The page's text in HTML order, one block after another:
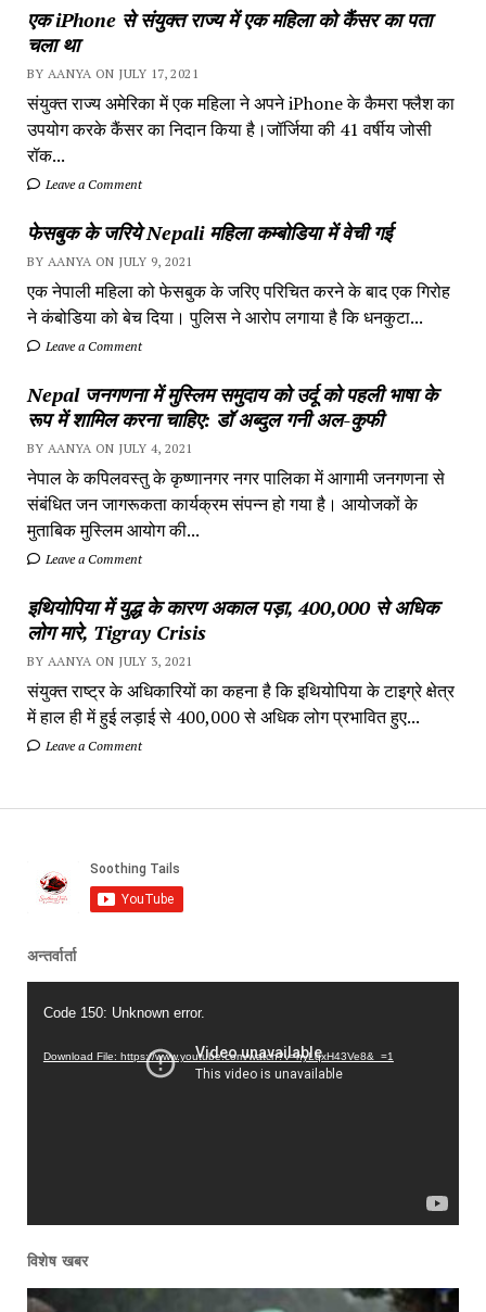
एक iPhone से संयुक्त राज्य में एक महिला को कैंसर का पता
चला था
BY AANYA ON JULY 17, 2021
संयुक्त राज्य अमेरिका में एक महिला ने अपने iPhone के कैमरा फ्लैश का
उपयोग करके कैंसर का निदान किया है।जॉर्जिया की 41 वर्षीय जोसी
रॉक...
Leave a Comment
फेसबुक के जरिये Nepali महिला कम्बोडिया में वेची गई
BY AANYA ON JULY 9, 2021
एक नेपाली महिला को फेसबुक के जरिए परिचित करने के बाद एक गिरोह
ने कंबोडिया को बेच दिया। पुलिस ने आरोप लगाया है कि धनकुटा...
Leave a Comment
Nepal जनगणना में मुस्लिम समुदाय को उर्दू को पहली भाषा के
रूप में शामिल करना चाहिए: डॉ अब्दुल गनी अल-कुफी
BY AANYA ON JULY 4, 2021
नेपाल के कपिलवस्तु के कृष्णानगर नगर पालिका में आगामी जनगणना से
संबंधित जन जागरूकता कार्यक्रम संपन्न हो गया है। आयोजकों के
मुताबिक मुस्लिम आयोग की...
Leave a Comment
इथियोपिया में युद्ध के कारण अकाल पड़ा, 400,000 से अधिक
लोग मारे, Tigray Crisis
BY AANYA ON JULY 3, 2021
संयुक्त राष्ट्र के अधिकारियों का कहना है कि इथियोपिया के टाइग्रे क्षेत्र
में हाल ही में हुई लड़ाई से 400,000 से अधिक लोग प्रभावित हुए...
Leave a Comment
अन्तर्वार्ता
Player
Code 150: Unknown error.
Download File: https://www.youtube.com/watch?v=nyLqxH43Ve8&_=1
विशेष खबर